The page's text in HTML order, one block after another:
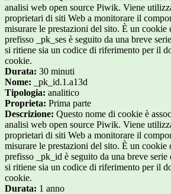
analisi web open source Piwik. Viene
proprietari di siti Web a monitorare il
misurare le prestazioni del sito. È un
prefisso _pk_ses è seguito da una breve
si ritiene sia un codice di riferimento per il
cookie.
Durata: 30 minuti
Nome: _pk_id.1.a13d
Tipologia: analitico
Proprieta: Prima parte
Descrizione: Questo nome di cookie è
analisi web open source Piwik. Viene
proprietari di siti Web a monitorare il
misurare le prestazioni del sito. È un
prefisso _pk_id è seguito da una breve
si ritiene sia un codice di riferimento per il
cookie.
Durata: 1 anno